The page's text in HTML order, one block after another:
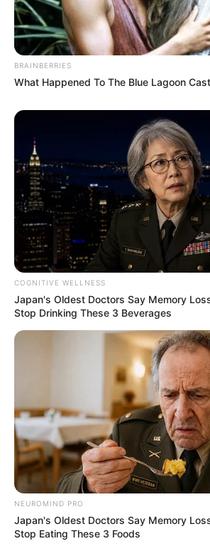
Serem! 9 Chat Ojek Online &
Pelanggan Ini Bikin Auto
Merinding
Bikin Ngakak, 10 Potret
Cosplay Murah Pakai Bahan
Seadanya
BRAINBERRIES
What Happened To The Blue Lagoon
COGNITIVE WELLNESS
Japan's Oldest Doctors Say Memory
Stop Drinking These 3 Beverages
NEUROMIND PRO
Japan's Oldest Doctors Say Memory
Stop Eating These 3 Foods